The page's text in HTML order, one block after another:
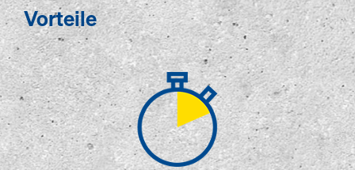
Vorteile